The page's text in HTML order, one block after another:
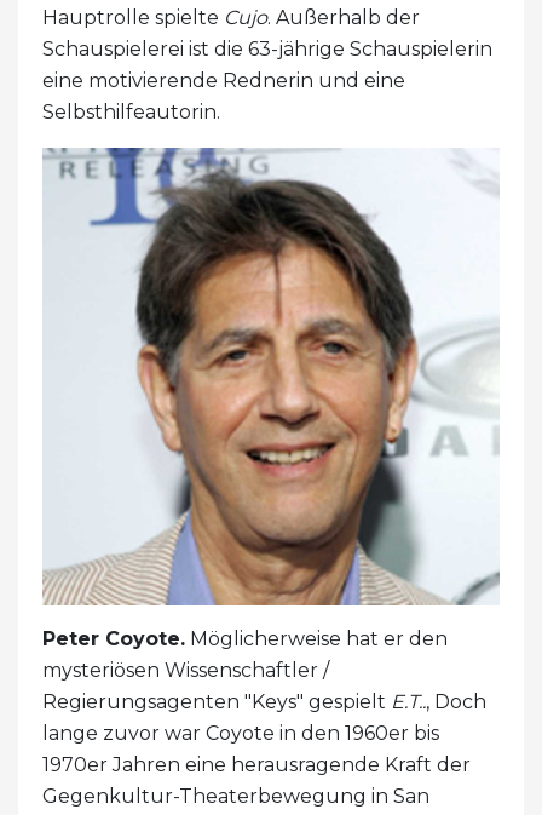
Hauptrolle spielte Cujo. Außerhalb der
Schauspielerei ist die 63-jährige Schauspielerin
eine motivierende Rednerin und eine
Selbsthilfeautorin.
Peter Coyote. Möglicherweise hat er den
mysteriösen Wissenschaftler /
Regierungsagenten "Keys" gespielt E.T.., Doch
lange zuvor war Coyote in den 1960er bis
1970er Jahren eine herausragende Kraft der
Gegenkultur-Theaterbewegung in San